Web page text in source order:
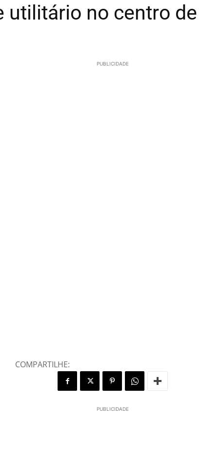
utilitário no centro de
PUBLICIDADE
COMPARTILHE:
PUBLICIDADE